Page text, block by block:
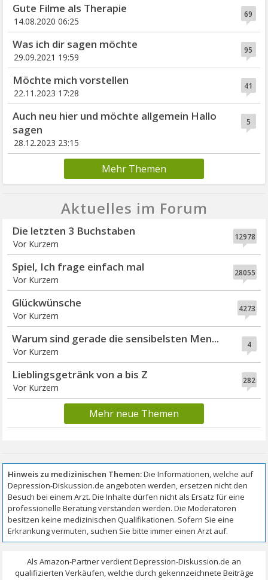
69
Gute Filme als Therapie
14.08.2020 06:25
95
Was ich dir sagen möchte
29.09.2021 19:59
41
Möchte mich vorstellen
22.11.2023 17:28
5
Auch neu hier und möchte allgemein Hallo
sagen
28.12.2023 23:15
Mehr Themen
Aktuelles im Forum
12978
Die letzten 3 Buchstaben
Vor Kurzem
28055
Spiel, Ich frage einfach mal
Vor Kurzem
4273
Glückwünsche
Vor Kurzem
4
Warum sind gerade die sensibelsten Men...
Vor Kurzem
282
Lieblingsgetränk von a bis Z
Vor Kurzem
Mehr neue Themen